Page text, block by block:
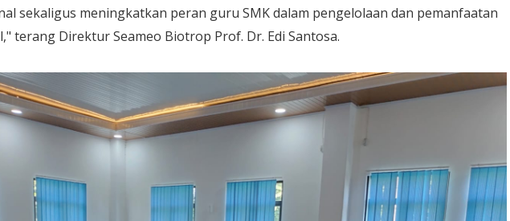
sekaligus meningkatkan peran guru SMK dalam pengelolaan dan pemanfaatan
terang Direktur Seameo Biotrop Prof. Dr. Edi Santosa.